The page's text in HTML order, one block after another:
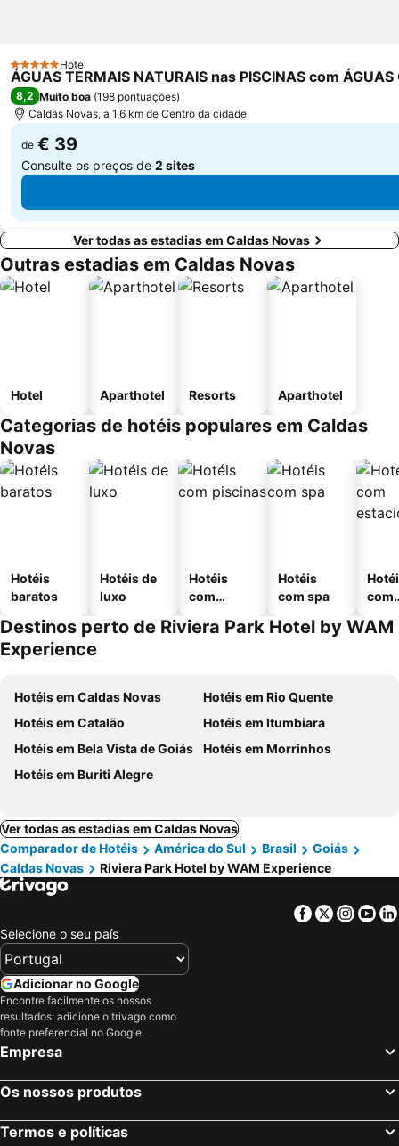
5 EstrelasHotel
ÁGUAS TERMAIS NATURAIS nas PISCINAS com
8,2 Muito boa (198 pontuações)
Caldas Novas, a 1.6 km de Centro da cidade
de € 39
Consulte os preços de 2 sites
Ver todas as estadias em Caldas Novas
Outras estadias em Caldas Novas
Hotel Aparthotel Resorts Aparthotel
Categorias de hotéis populares em Caldas
Novas
Hotéis
baratos
Hotéis de
luxo
Hotéis
com
Hotéis
com spa
com
Destinos perto de Riviera Park Hotel by WAM
Experience
Hotéis em Caldas Novas
Hotéis em Rio Quente
Hotéis em Catalão
Hotéis em Itumbiara
Hotéis em Bela Vista de Goiás
Hotéis em Morrinhos
Hotéis em Buriti Alegre
Ver todas as estadias em Caldas Novas
Comparador de Hotéis
América do Sul Brasil
Goiás
Caldas Novas
Riviera Park Hotel by WAM Experience
Facebook
Twitter
Selecione o seu país
Adicionar no Google
Encontre facilmente os nossos
resultados: adicione o trivago como
fonte preferencial no Google.
Empresa
Os nossos produtos
Termos e políticas